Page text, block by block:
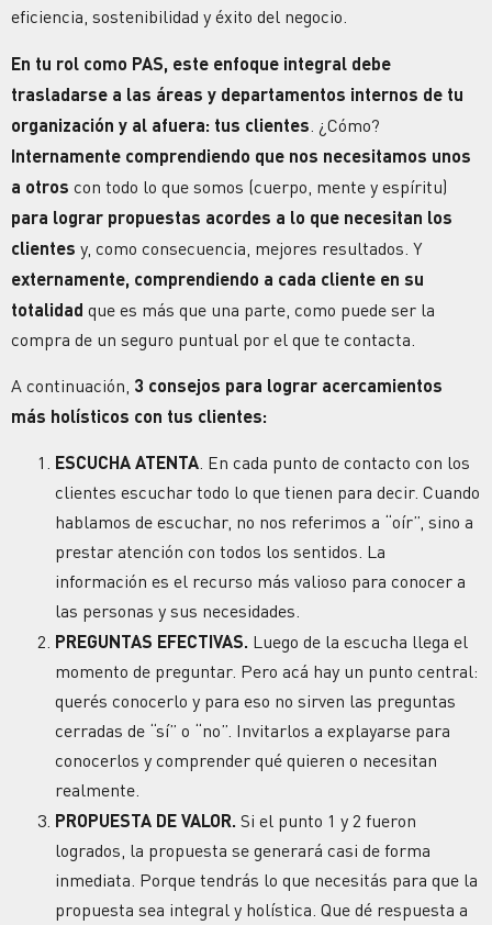
eficiencia, sostenibilidad y éxito del negocio.
En tu rol como PAS, este enfoque integral debe
trasladarse a las áreas y departamentos internos de tu
organización y al afuera: tus clientes . ¿Cómo?
Internamente comprendiendo que nos necesitamos unos
a otros con todo lo que somos (cuerpo, mente y espíritu)
para lograr propuestas acordes a lo que necesitan los
clientes y, como consecuencia, mejores resultados. Y
externamente, comprendiendo a cada cliente en su
totalidad que es más que una parte, como puede ser la
compra de un seguro puntual por el que te contacta.
A continuación, 3 consejos para lograr acercamientos
más holísticos con tus clientes:
ESCUCHA ATENTA. En cada punto de contacto con los
clientes escuchar todo lo que tienen para decir. Cuando
hablamos de escuchar, no nos referimos a “oír”, sino a
prestar atención con todos los sentidos. La
información es el recurso más valioso para conocer a
las personas y sus necesidades.
PREGUNTAS EFECTIVAS. Luego de la escucha llega el
momento de preguntar. Pero acá hay un punto central:
querés conocerlo y para eso no sirven las preguntas
cerradas de “sí” o “no”. Invitarlos a explayarse para
conocerlos y comprender qué quieren o necesitan
realmente.
PROPUESTA DE VALOR. Si el punto 1 y 2 fueron
logrados, la propuesta se generará casi de forma
inmediata. Porque tendrás lo que necesitás para que la
propuesta sea integral y holística. Que dé respuesta a